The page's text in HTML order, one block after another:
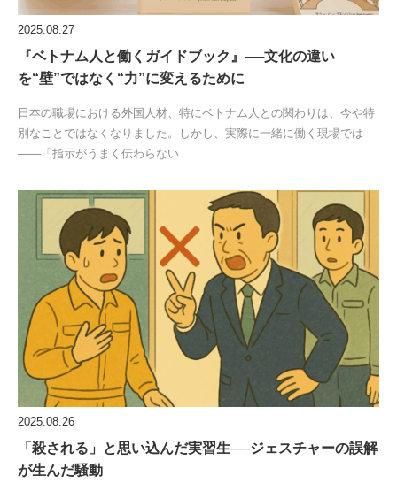
2025.08.27
『ベトナム人と働くガイドブック』──文化の違い
を“壁”ではなく“力”に変えるために
日本の職場における外国人材、特にベトナム人との関わりは、今や特
別なことではなくなりました。しかし、実際に一緒に働く現場では
――「指示がうまく伝わらない…
2025.08.26
「殺される」と思い込んだ実習生──ジェスチャーの誤解
が生んだ騒動